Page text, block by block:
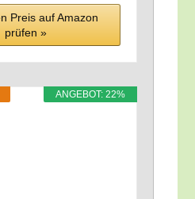
Preis auf Ama­zon
prü­fen »
ANGE­BOT: 22%